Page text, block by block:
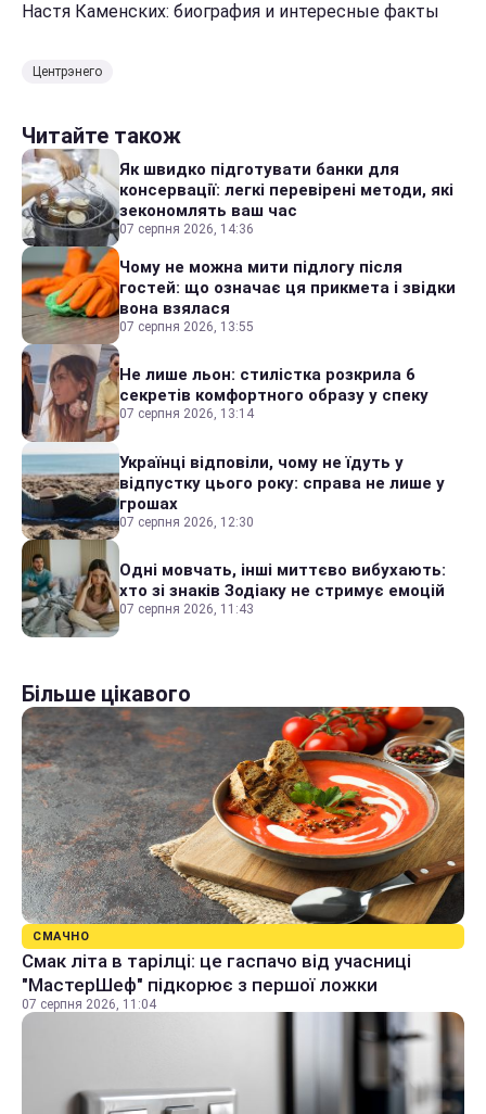
Настя Каменских: биография и интересные факты
Центрэнего
Читайте також
Як швидко підготувати банки для
консервації: легкі перевірені методи, які
зекономлять ваш час
07 серпня 2026, 14:36
Чому не можна мити підлогу після
гостей: що означає ця прикмета і звідки
вона взялася
07 серпня 2026, 13:55
Не лише льон: стилістка розкрила 6
секретів комфортного образу у спеку
07 серпня 2026, 13:14
Українці відповіли, чому не їдуть у
відпустку цього року: справа не лише у
грошах
07 серпня 2026, 12:30
Одні мовчать, інші миттєво вибухають:
хто зі знаків Зодіаку не стримує емоцій
07 серпня 2026, 11:43
Більше цікавого
СМАЧНО
Смак літа в тарілці: це гаспачо від учасниці
"МастерШеф" підкорює з першої ложки
07 серпня 2026, 11:04